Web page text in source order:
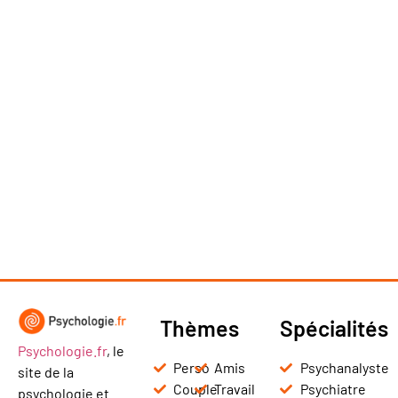
Psychologie.fr, le
site de la
psychologie et
Thèmes
Perso
Couple
Amis
Travail
Spécialités
Psychanalyste
Psychiatre